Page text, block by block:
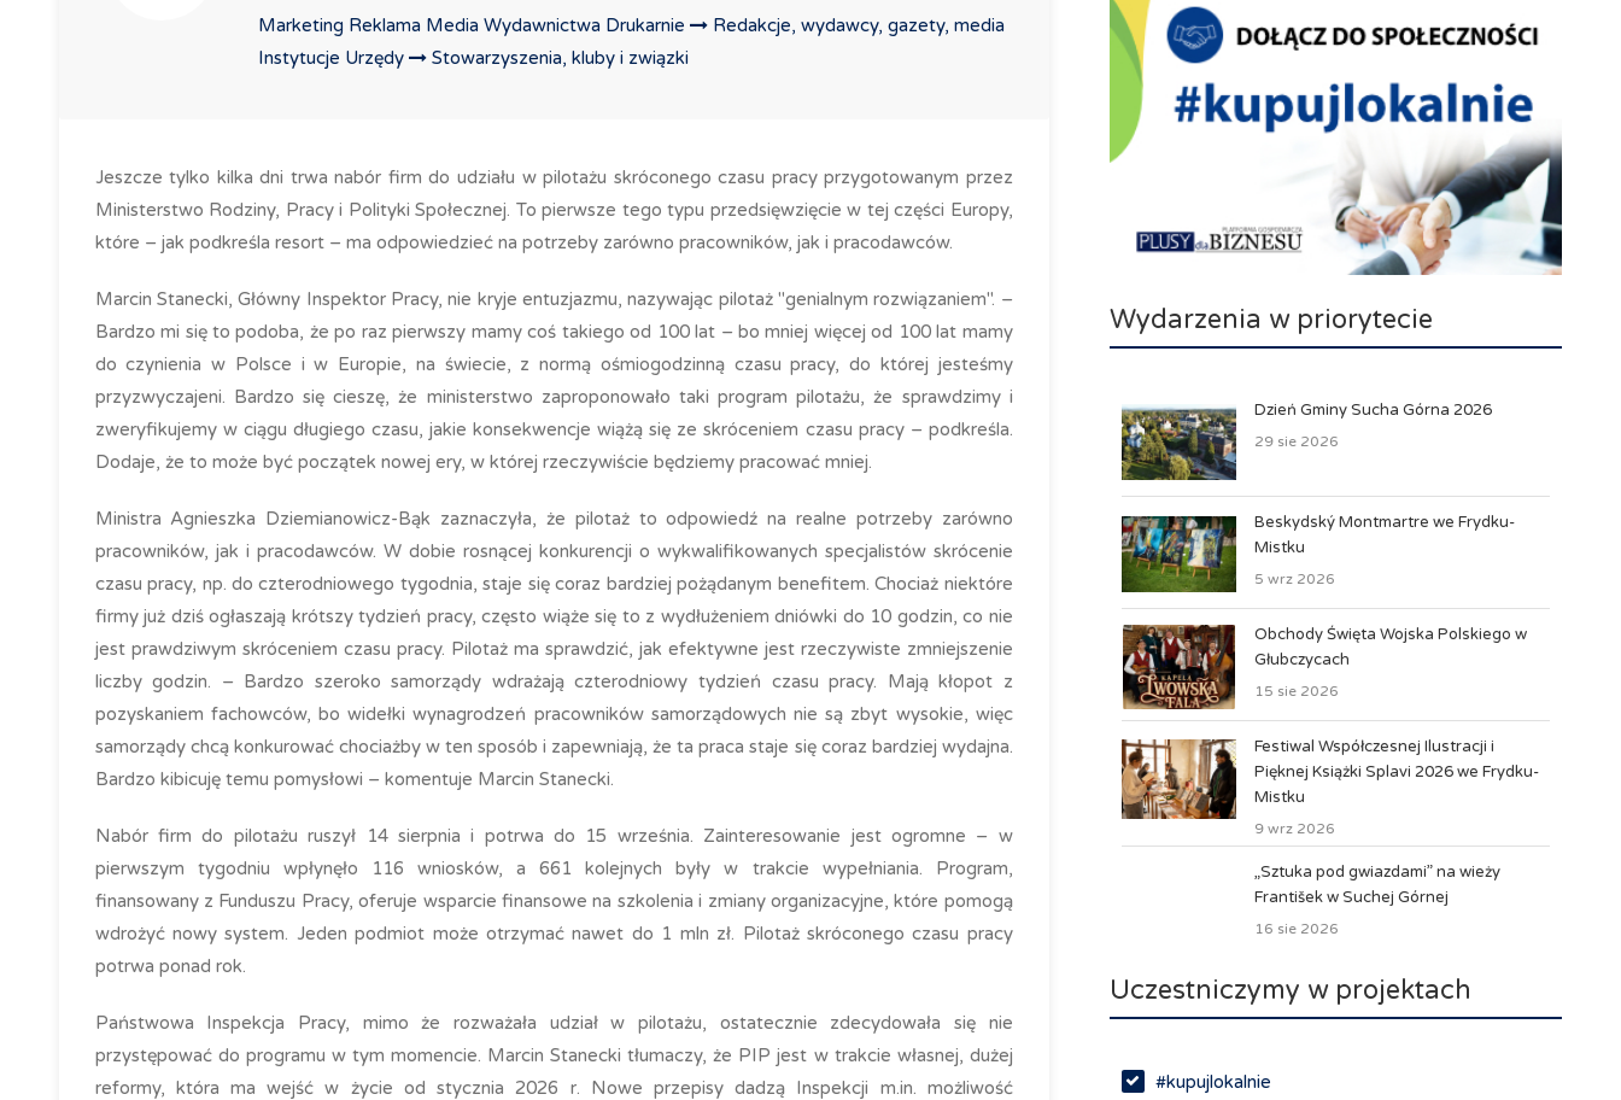
Marketing Reklama Media Wydawnictwa Drukarnie
Redakcje, wydawcy, gazety, media
Instytucje Urzędy
Stowarzyszenia, kluby i związki
Jeszcze tylko kilka dni trwa nabór firm do udziału w pilotażu skróconego czasu pracy przygotowanym przez
Ministerstwo Rodziny, Pracy i Polityki Społecznej. To pierwsze tego typu przedsięwzięcie w tej części Europy,
które – jak podkreśla resort – ma odpowiedzieć na potrzeby zarówno pracowników, jak i pracodawców.
Marcin Stanecki, Główny Inspektor Pracy, nie kryje entuzjazmu, nazywając pilotaż "genialnym rozwiązaniem". –
Bardzo mi się to podoba, że po raz pierwszy mamy coś takiego od 100 lat – bo mniej więcej od 100 lat mamy
do czynienia w Polsce i w Europie, na świecie, z normą ośmiogodzinną czasu pracy, do której jesteśmy
przyzwyczajeni. Bardzo się cieszę, że ministerstwo zaproponowało taki program pilotażu, że sprawdzimy i
zweryfikujemy w ciągu długiego czasu, jakie konsekwencje wiążą się ze skróceniem czasu pracy – podkreśla.
Dodaje, że to może być początek nowej ery, w której rzeczywiście będziemy pracować mniej.
Ministra Agnieszka Dziemianowicz-Bąk zaznaczyła, że pilotaż to odpowiedź na realne potrzeby zarówno
pracowników, jak i pracodawców. W dobie rosnącej konkurencji o wykwalifikowanych specjalistów skrócenie
czasu pracy, np. do czterodniowego tygodnia, staje się coraz bardziej pożądanym benefitem. Chociaż niektóre
firmy już dziś ogłaszają krótszy tydzień pracy, często wiąże się to z wydłużeniem dniówki do 10 godzin, co nie
jest prawdziwym skróceniem czasu pracy. Pilotaż ma sprawdzić, jak efektywne jest rzeczywiste zmniejszenie
liczby godzin. – Bardzo szeroko samorządy wdrażają czterodniowy tydzień czasu pracy. Mają kłopot z
pozyskaniem fachowców, bo widełki wynagrodzeń pracowników samorządowych nie są zbyt wysokie, więc
samorządy chcą konkurować chociażby w ten sposób i zapewniają, że ta praca staje się coraz bardziej wydajna.
Bardzo kibicuję temu pomysłowi – komentuje Marcin Stanecki.
Nabór firm do pilotażu ruszył 14 sierpnia i potrwa do 15 września. Zainteresowanie jest ogromne – w
pierwszym tygodniu wpłynęło 116 wniosków, a 661 kolejnych były w trakcie wypełniania. Program,
finansowany z Funduszu Pracy, oferuje wsparcie finansowe na szkolenia i zmiany organizacyjne, które pomogą
wdrożyć nowy system. Jeden podmiot może otrzymać nawet do 1 mln zł. Pilotaż skróconego czasu pracy
potrwa ponad rok.
Państwowa Inspekcja Pracy, mimo że rozważała udział w pilotażu, ostatecznie zdecydowała się nie
przystępować do programu w tym momencie. Marcin Stanecki tłumaczy, że PIP jest w trakcie własnej, dużej
reformy, która ma wejść w życie od stycznia 2026 r. Nowe przepisy dadzą Inspekcji m.in. możliwość
Wydarzenia w priorytecie
Dzień Gminy Sucha Górna 2026
29 sie 2026
Beskydský Montmartre we Frydku-
Mistku
5 wrz 2026
Obchody Święta Wojska Polskiego w
Głubczycach
15 sie 2026
Festiwal Współczesnej Ilustracji i
Pięknej Książki Splavi 2026 we Frydku-
Mistku
9 wrz 2026
„Sztuka pod gwiazdami” na wieży
František w Suchej Górnej
16 sie 2026
Uczestniczymy w projektach
#kupujlokalnie